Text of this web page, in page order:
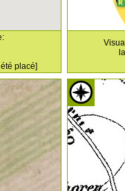
placé]